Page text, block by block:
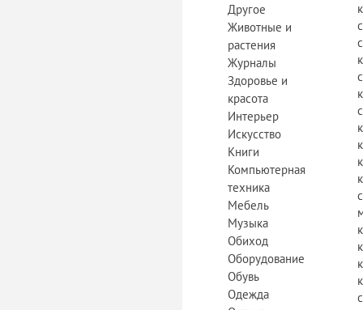
Другое
Животные и
растения
Журналы
Здоровье и
красота
Интерьер
Искусство
Книги
Компьютерная
техника
Мебель
Музыка
Обиход
Оборудование
Обувь
Одежда